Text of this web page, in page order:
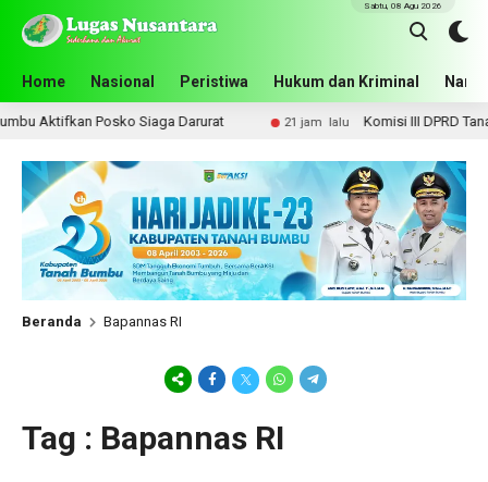
Home Nasional Peristiwa Hukum dan Kriminal
Sabtu, 08 Agu 2026
Aktifkan Posko Siaga Darurat 21 jam lalu Komisi III DPRD Tanah
Beranda Bapannas RI
Tag : Bapannas RI